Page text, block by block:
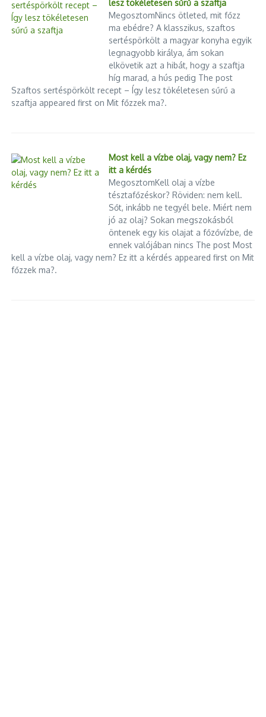
lesz tökéletesen sűrű a szaftja
MegosztomNincs ötleted, mit főzz
ma ebédre? A klasszikus, szaftos
sertéspörkölt a magyar konyha egyik
legnagyobb királya, ám sokan
elkövetik azt a hibát, hogy a szaftja
híg marad, a hús pedig The post
Szaftos sertéspörkölt recept – Így lesz tökéletesen sűrű a
szaftja appeared first on Mit főzzek ma?.
Most kell a vízbe olaj, vagy nem? Ez
itt a kérdés
MegosztomKell olaj a vízbe
tésztafőzéskor? Röviden: nem kell.
Sőt, inkább ne tegyél bele. Miért nem
jó az olaj? Sokan megszokásból
öntenek egy kis olajat a főzővízbe, de
ennek valójában nincs The post Most
kell a vízbe olaj, vagy nem? Ez itt a kérdés appeared first on Mit
főzzek ma?.